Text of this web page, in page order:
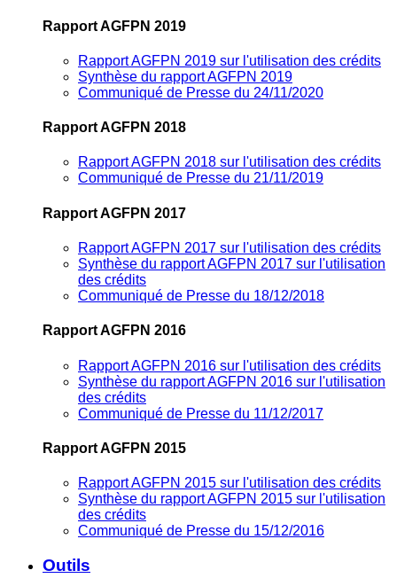
Rapport AGFPN 2019
Rapport AGFPN 2019 sur l'utilisation des crédits
Synthèse du rapport AGFPN 2019
Communiqué de Presse du 24/11/2020
Rapport AGFPN 2018
Rapport AGFPN 2018 sur l'utilisation des crédits
Communiqué de Presse du 21/11/2019
Rapport AGFPN 2017
Rapport AGFPN 2017 sur l'utilisation des crédits
Synthèse du rapport AGFPN 2017 sur l'utilisation
des crédits
Communiqué de Presse du 18/12/2018
Rapport AGFPN 2016
Rapport AGFPN 2016 sur l'utilisation des crédits
Synthèse du rapport AGFPN 2016 sur l'utilisation
des crédits
Communiqué de Presse du 11/12/2017
Rapport AGFPN 2015
Rapport AGFPN 2015 sur l'utilisation des crédits
Synthèse du rapport AGFPN 2015 sur l'utilisation
des crédits
Communiqué de Presse du 15/12/2016
Outils